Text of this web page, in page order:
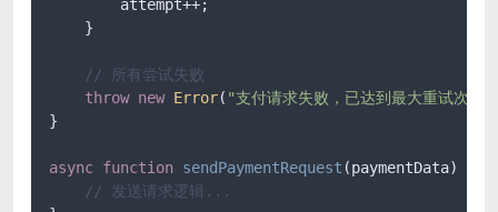
        attempt++;
    }
// 所有尝试失败
throw new Error( "支付请求失败，已达到最大重试次数"
}
async function sendPaymentRequest (paymentData) {
// 发送请求逻辑...